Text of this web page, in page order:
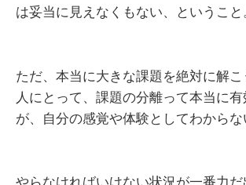
は妥当に見えなくもない、ということ
ただ、本当に大きな課題を絶対に解
人にとって、課題の分離って本当に
が、自分の感覚や体験としてわからな
やらなければいけない状況が一番力